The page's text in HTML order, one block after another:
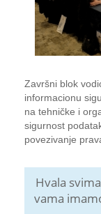
Završni blok
informacionu
na tehničke i
sigurnost
povezivanje
Hvala
vama